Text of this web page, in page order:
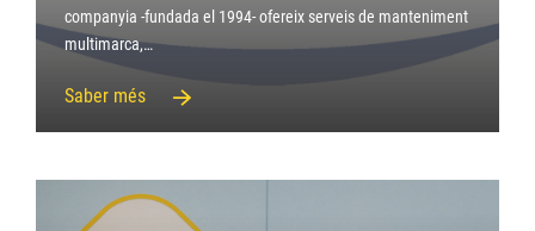
companyia -fundada el 1994- ofereix serveis de manteniment
multimarca,…
Saber més